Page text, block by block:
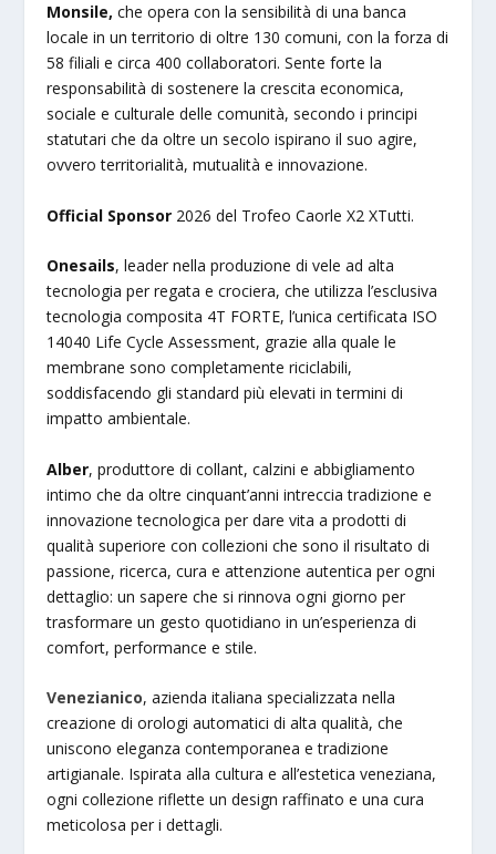
Monsile, che opera con la sensibilità di una banca
locale in un territorio di oltre 130 comuni, con la forza di
58 filiali e circa 400 collaboratori. Sente forte la
responsabilità di sostenere la crescita economica,
sociale e culturale delle comunità, secondo i principi
statutari che da oltre un secolo ispirano il suo agire,
ovvero territorialità, mutualità e innovazione.
Official Sponsor 2026 del Trofeo Caorle X2 XTutti.
Onesails, leader nella produzione di vele ad alta
tecnologia per regata e crociera, che utilizza l’esclusiva
tecnologia composita 4T FORTE, l’unica certificata ISO
14040 Life Cycle Assessment, grazie alla quale le
membrane sono completamente riciclabili,
soddisfacendo gli standard più elevati in termini di
impatto ambientale.
Alber, produttore di collant, calzini e abbigliamento
intimo che da oltre cinquant’anni intreccia tradizione e
innovazione tecnologica per dare vita a prodotti di
qualità superiore con collezioni che sono il risultato di
passione, ricerca, cura e attenzione autentica per ogni
dettaglio: un sapere che si rinnova ogni giorno per
trasformare un gesto quotidiano in un’esperienza di
comfort, performance e stile.
Venezianico, azienda italiana specializzata nella
creazione di orologi automatici di alta qualità, che
uniscono eleganza contemporanea e tradizione
artigianale. Ispirata alla cultura e all’estetica veneziana,
ogni collezione riflette un design raffinato e una cura
meticolosa per i dettagli.